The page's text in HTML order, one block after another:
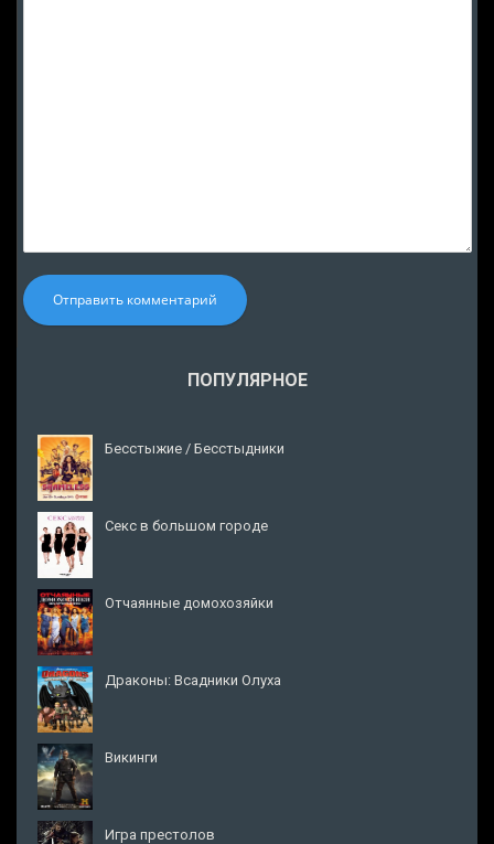
Отправить комментарий
ПОПУЛЯРНОЕ
Бесстыжие / Бесстыдники
Секс в большом городе
Отчаянные домохозяйки
Драконы: Всадники Олуха
Викинги
Игра престолов